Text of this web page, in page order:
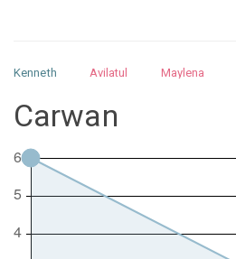
Kenneth Avilatul Maylena
Nurhilman
Pathin
Carwan